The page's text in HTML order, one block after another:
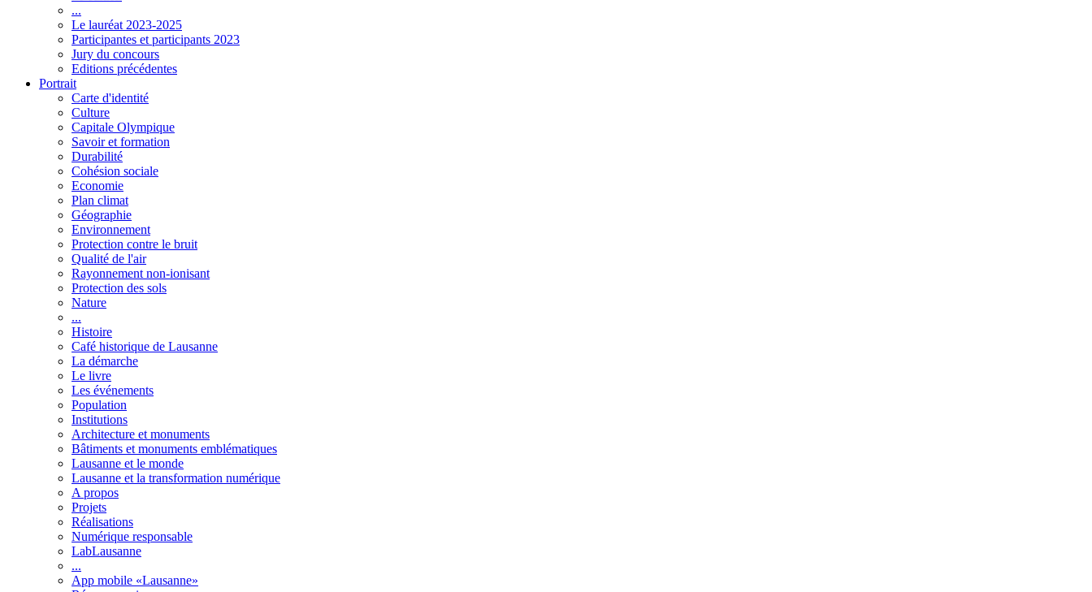
...
Le lauréat 2023-2025
Participantes et participants 2023
Jury du concours
Editions précédentes
Portrait
Carte d'identité
Culture
Capitale Olympique
Savoir et formation
Durabilité
Cohésion sociale
Economie
Plan climat
Géographie
Environnement
Protection contre le bruit
Qualité de l'air
Rayonnement non-ionisant
Protection des sols
Nature
...
Histoire
Café historique de Lausanne
La démarche
Le livre
Les événements
Population
Institutions
Architecture et monuments
Bâtiments et monuments emblématiques
Lausanne et le monde
Lausanne et la transformation numérique
A propos
Projets
Réalisations
Numérique responsable
LabLausanne
...
App mobile «Lausanne»